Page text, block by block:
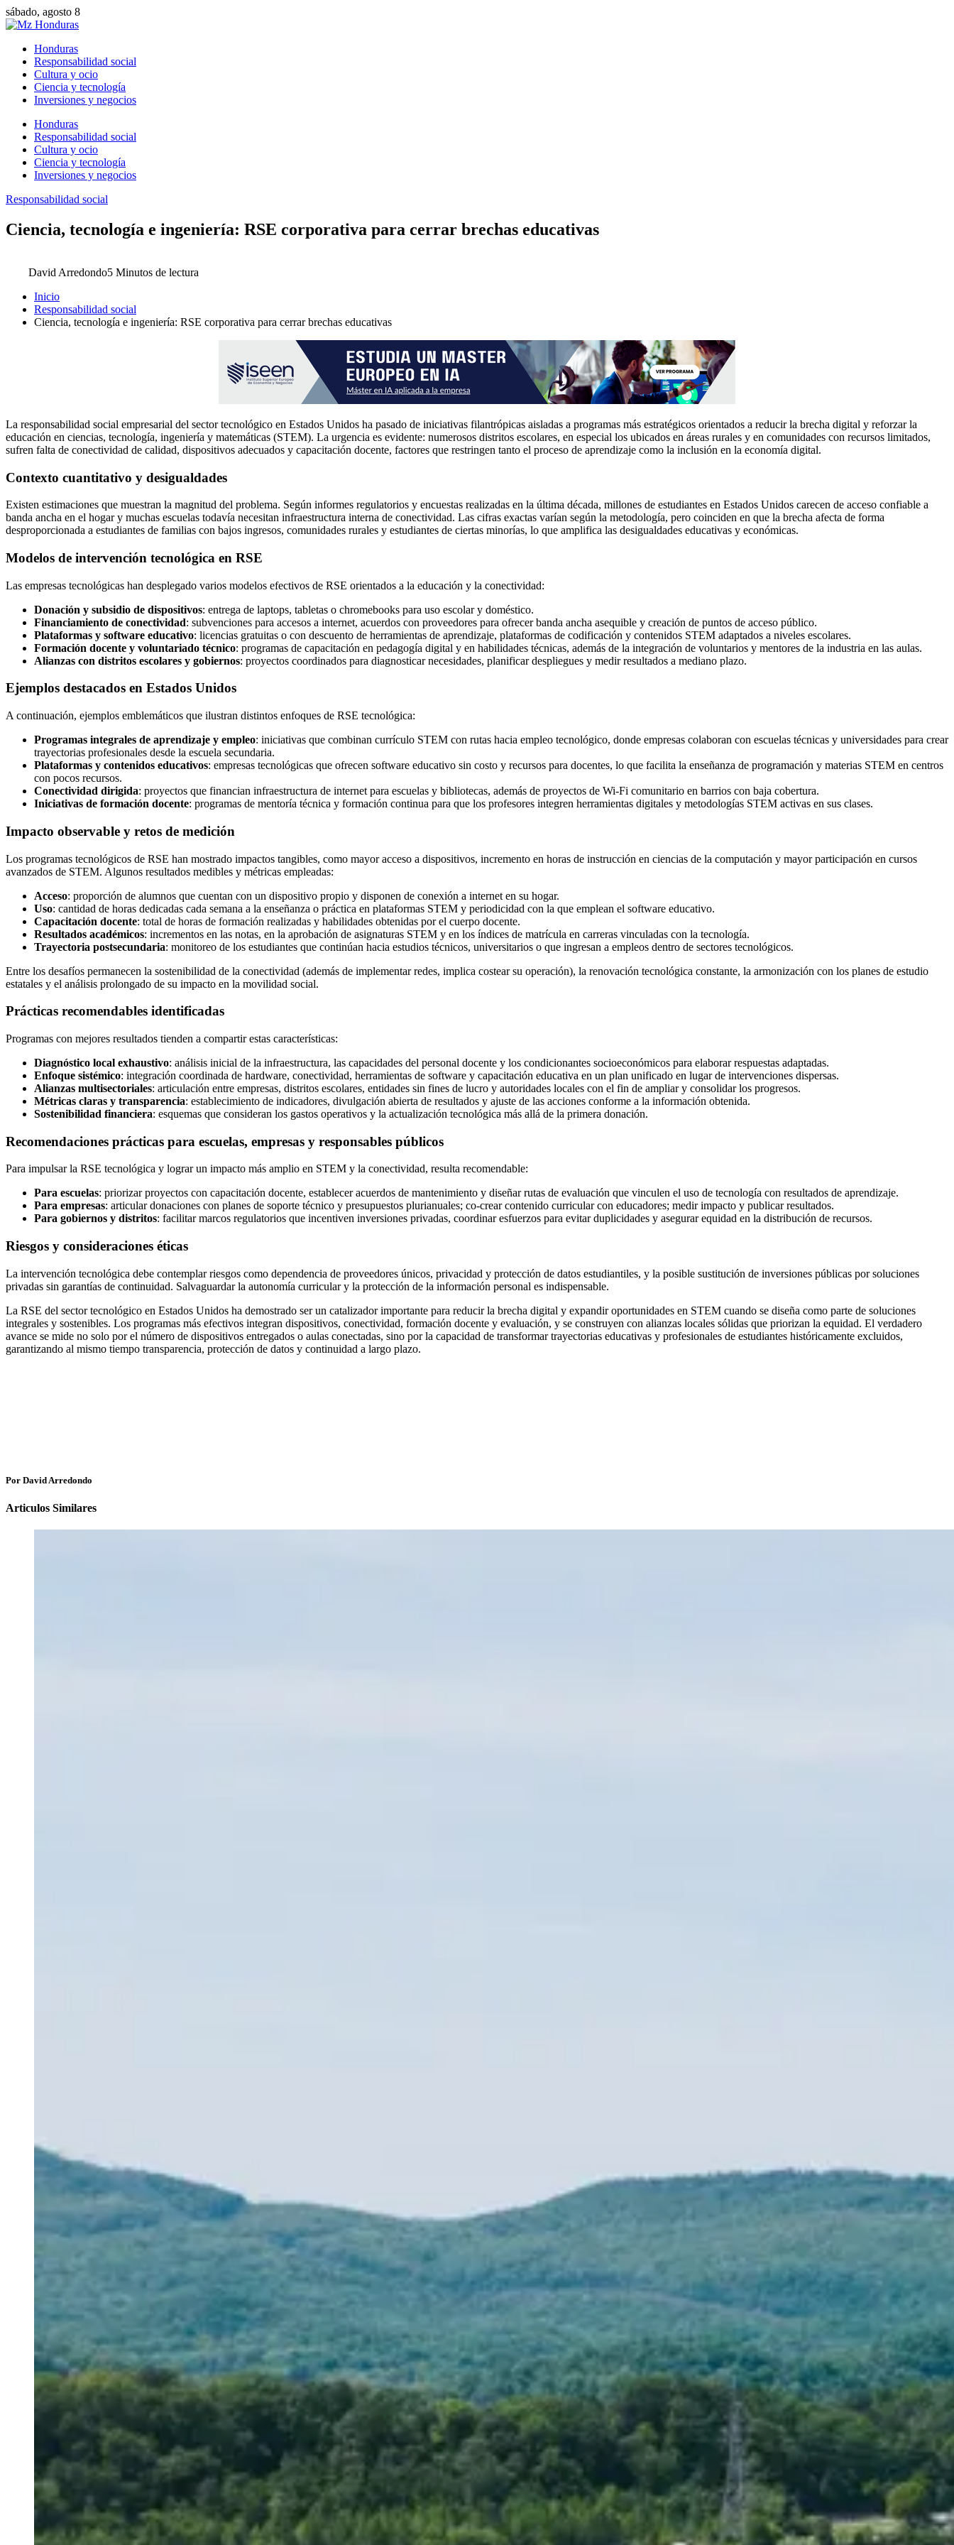
sábado, agosto 8
Honduras
Responsabilidad social
Cultura y ocio
Ciencia y tecnología
Inversiones y negocios
Honduras
Responsabilidad social
Cultura y ocio
Ciencia y tecnología
Inversiones y negocios
Responsabilidad social
Ciencia, tecnología e ingeniería: RSE corporativa para cerrar brechas educativas
David Arredondo5 Minutos de lectura
Inicio
Responsabilidad social
Ciencia, tecnología e ingeniería: RSE corporativa para cerrar brechas educativas
La responsabilidad social empresarial del sector tecnológico en Estados Unidos ha pasado de iniciativas filantrópicas aisladas a programas más estratégicos orientados a reducir la brecha digital y reforzar la
educación en ciencias, tecnología, ingeniería y matemáticas (STEM). La urgencia es evidente: numerosos distritos escolares, en especial los ubicados en áreas rurales y en comunidades con recursos limitados,
sufren falta de conectividad de calidad, dispositivos adecuados y capacitación docente, factores que restringen tanto el proceso de aprendizaje como la inclusión en la economía digital.
Contexto cuantitativo y desigualdades
Existen estimaciones que muestran la magnitud del problema. Según informes regulatorios y encuestas realizadas en la última década, millones de estudiantes en Estados Unidos carecen de acceso confiable a
banda ancha en el hogar y muchas escuelas todavía necesitan infraestructura interna de conectividad. Las cifras exactas varían según la metodología, pero coinciden en que la brecha afecta de forma
desproporcionada a estudiantes de familias con bajos ingresos, comunidades rurales y estudiantes de ciertas minorías, lo que amplifica las desigualdades educativas y económicas.
Modelos de intervención tecnológica en RSE
Las empresas tecnológicas han desplegado varios modelos efectivos de RSE orientados a la educación y la conectividad:
Donación y subsidio de dispositivos: entrega de laptops, tabletas o chromebooks para uso escolar y doméstico.
Financiamiento de conectividad: subvenciones para accesos a internet, acuerdos con proveedores para ofrecer banda ancha asequible y creación de puntos de acceso público.
Plataformas y software educativo: licencias gratuitas o con descuento de herramientas de aprendizaje, plataformas de codificación y contenidos STEM adaptados a niveles escolares.
Formación docente y voluntariado técnico: programas de capacitación en pedagogía digital y en habilidades técnicas, además de la integración de voluntarios y mentores de la industria en las aulas.
Alianzas con distritos escolares y gobiernos: proyectos coordinados para diagnosticar necesidades, planificar despliegues y medir resultados a mediano plazo.
Ejemplos destacados en Estados Unidos
A continuación, ejemplos emblemáticos que ilustran distintos enfoques de RSE tecnológica:
Programas integrales de aprendizaje y empleo: iniciativas que combinan currículo STEM con rutas hacia empleo tecnológico, donde empresas colaboran con escuelas técnicas y universidades para crear
trayectorias profesionales desde la escuela secundaria.
Plataformas y contenidos educativos: empresas tecnológicas que ofrecen software educativo sin costo y recursos para docentes, lo que facilita la enseñanza de programación y materias STEM en centros
con pocos recursos.
Conectividad dirigida: proyectos que financian infraestructura de internet para escuelas y bibliotecas, además de proyectos de Wi‑Fi comunitario en barrios con baja cobertura.
Iniciativas de formación docente: programas de mentoría técnica y formación continua para que los profesores integren herramientas digitales y metodologías STEM activas en sus clases.
Impacto observable y retos de medición
Los programas tecnológicos de RSE han mostrado impactos tangibles, como mayor acceso a dispositivos, incremento en horas de instrucción en ciencias de la computación y mayor participación en cursos
avanzados de STEM. Algunos resultados medibles y métricas empleadas:
Acceso: proporción de alumnos que cuentan con un dispositivo propio y disponen de conexión a internet en su hogar.
Uso: cantidad de horas dedicadas cada semana a la enseñanza o práctica en plataformas STEM y periodicidad con la que emplean el software educativo.
Capacitación docente: total de horas de formación realizadas y habilidades obtenidas por el cuerpo docente.
Resultados académicos: incrementos en las notas, en la aprobación de asignaturas STEM y en los índices de matrícula en carreras vinculadas con la tecnología.
Trayectoria postsecundaria: monitoreo de los estudiantes que continúan hacia estudios técnicos, universitarios o que ingresan a empleos dentro de sectores tecnológicos.
Entre los desafíos permanecen la sostenibilidad de la conectividad (además de implementar redes, implica costear su operación), la renovación tecnológica constante, la armonización con los planes de estudio
estatales y el análisis prolongado de su impacto en la movilidad social.
Prácticas recomendables identificadas
Programas con mejores resultados tienden a compartir estas características:
Diagnóstico local exhaustivo: análisis inicial de la infraestructura, las capacidades del personal docente y los condicionantes socioeconómicos para elaborar respuestas adaptadas.
Enfoque sistémico: integración coordinada de hardware, conectividad, herramientas de software y capacitación educativa en un plan unificado en lugar de intervenciones dispersas.
Alianzas multisectoriales: articulación entre empresas, distritos escolares, entidades sin fines de lucro y autoridades locales con el fin de ampliar y consolidar los progresos.
Métricas claras y transparencia: establecimiento de indicadores, divulgación abierta de resultados y ajuste de las acciones conforme a la información obtenida.
Sostenibilidad financiera: esquemas que consideran los gastos operativos y la actualización tecnológica más allá de la primera donación.
Recomendaciones prácticas para escuelas, empresas y responsables públicos
Para impulsar la RSE tecnológica y lograr un impacto más amplio en STEM y la conectividad, resulta recomendable:
Para escuelas: priorizar proyectos con capacitación docente, establecer acuerdos de mantenimiento y diseñar rutas de evaluación que vinculen el uso de tecnología con resultados de aprendizaje.
Para empresas: articular donaciones con planes de soporte técnico y presupuestos plurianuales; co‑crear contenido curricular con educadores; medir impacto y publicar resultados.
Para gobiernos y distritos: facilitar marcos regulatorios que incentiven inversiones privadas, coordinar esfuerzos para evitar duplicidades y asegurar equidad en la distribución de recursos.
Riesgos y consideraciones éticas
La intervención tecnológica debe contemplar riesgos como dependencia de proveedores únicos, privacidad y protección de datos estudiantiles, y la posible sustitución de inversiones públicas por soluciones
privadas sin garantías de continuidad. Salvaguardar la autonomía curricular y la protección de la información personal es indispensable.
La RSE del sector tecnológico en Estados Unidos ha demostrado ser un catalizador importante para reducir la brecha digital y expandir oportunidades en STEM cuando se diseña como parte de soluciones
integrales y sostenibles. Los programas más efectivos integran dispositivos, conectividad, formación docente y evaluación, y se construyen con alianzas locales sólidas que priorizan la equidad. El verdadero
avance se mide no solo por el número de dispositivos entregados o aulas conectadas, sino por la capacidad de transformar trayectorias educativas y profesionales de estudiantes históricamente excluidos,
garantizando al mismo tiempo transparencia, protección de datos y continuidad a largo plazo.
Por David Arredondo
Articulos Similares